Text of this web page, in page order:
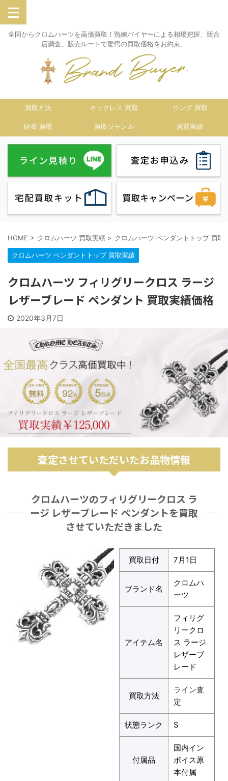
全国からクロムハーツを高価買取！熟練バイヤーによる相場把握、競合
店調査、販売ルートで驚愕の買取価格をお約束。
買取方法 ネックレス 買取 リング 買取
財布 買取 買取ジャンル 買取実績
HOME > クロムハーツ 買取実績 > クロムハーツ ペンダントトップ 買取
クロムハーツ ペンダントトップ 買取実績
クロムハーツ フィリグリークロス ラージ
レザーブレード ペンダント 買取実績価格
2020年3月7日
査定させていただいたお品物情報
クロムハーツのフィリグリークロス ラ
ージ レザーブレード ペンダントを買取
させていただきました
買取日付 7月1日
ブランド名
クロムハ
ーツ
アイテム名
フィリグ
リークロ
ス ラージ
レザーブ
レード
買取方法
ライン査
定
状態ランク S
付属品
国内イン
ボイス原
本付属